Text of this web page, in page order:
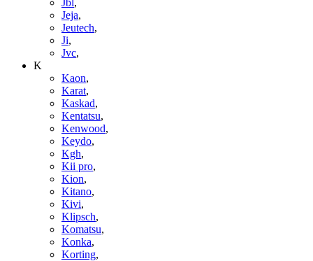
Jeja,
Jeutech,
Ji,
Jvc,
K
Kaon,
Karat,
Kaskad,
Kentatsu,
Kenwood,
Keydo,
Kgh,
Kii pro,
Kion,
Kitano,
Kivi,
Klipsch,
Komatsu,
Konka,
Korting,